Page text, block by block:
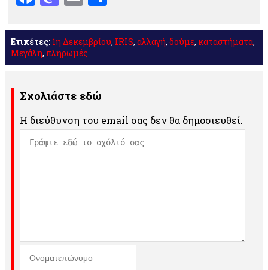
Ετικέτες: 1η Δεκεμβρίου, IRIS, αλλαγή, δούμε, καταστήματα,
Μεγάλη, πληρωμές
Σχολιάστε εδώ
Η διεύθυνση του email σας δεν θα δημοσιευθεί.